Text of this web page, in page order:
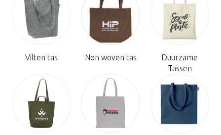
Vilten tas Non woven tas
Duurzame
Tassen